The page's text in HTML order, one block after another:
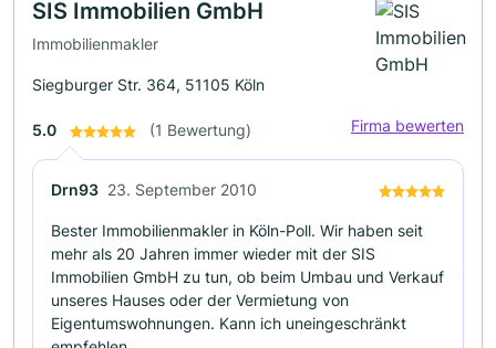
SIS Immobilien GmbH
Immobilienmakler
Siegburger Str. 364, 51105 Köln
5.0 (1 Bewertung) Firma bewerten
Drn93 23. September 2010
Bester Immobilienmakler in Köln-Poll. Wir haben seit
mehr als 20 Jahren immer wieder mit der SIS
Immobilien GmbH zu tun, ob beim Umbau und Verkauf
unseres Hauses oder der Vermietung von
Eigentumswohnungen. Kann ich uneingeschränkt